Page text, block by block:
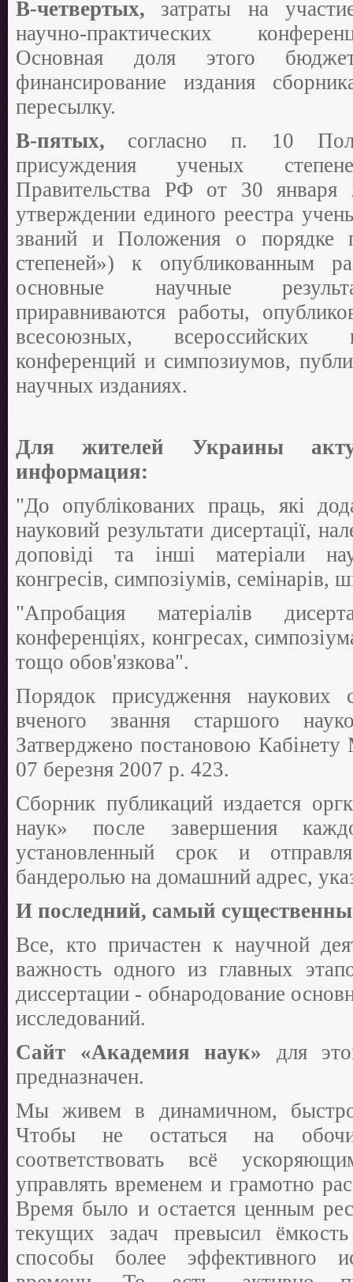
В-четвертых,
затраты на
научно-практических
Основная доля этого
финансирование издания
пересылку.
В-пятых,
согласно п. 10
присуждения ученых
Правительства РФ от 30
утверждении единого реестра
званий и Положения о порядке
степеней») к опубликованным
основные научные
приравниваются работы,
всесоюзных,
конференций и симпозиумов,
научных изданиях.
Для жителей Украины
информация:
"До опублікованих праць, які
науковий результати дисертації,
доповіді та інші матеріали
конгресів, симпозіумів, семінарів,
"Апробация матеріалів
конференціях, конгресах,
тощо обов'язкова".
Порядок присудження наукових
вченого звання старшого
Затверджено постановою Кабінету
07 березня 2007 р. 423.
Сборник публикаций издается
наук» после завершения
установленный срок и
бандеролью на домашний адрес,
И последний, самый
Все, кто причастен к научной
важность одного из главных
диссертации - обнародование
исследований.
Сайт «Академия наук» для
предназначен.
Мы живем в динамичном,
Чтобы не остаться на
соответствовать всё
управлять временем и грамотно
Время было и остается ценным
текущих задач превысил
способы более эффективного